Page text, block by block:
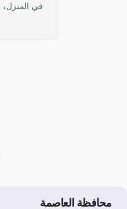
في المنزل،
محافظة العاصمة